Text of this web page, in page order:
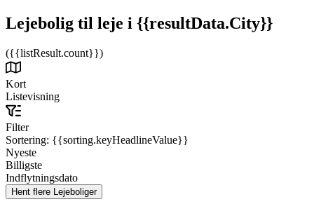
Lejebolig til leje i {{resultData.City}}
({{listResult.count}})
Kort
Listevisning
Filter
Sortering: {{sorting.keyHeadlineValue}}
Nyeste
Billigste
Indflytningsdato